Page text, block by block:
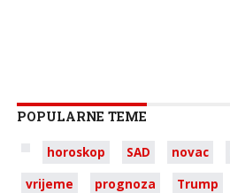
POPULARNE TEME
horoskop SAD novac
vrijeme
prognoza Trump